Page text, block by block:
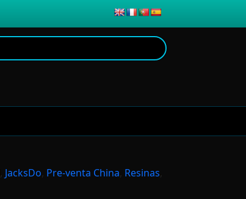
JacksDo Pre-venta China Resinas